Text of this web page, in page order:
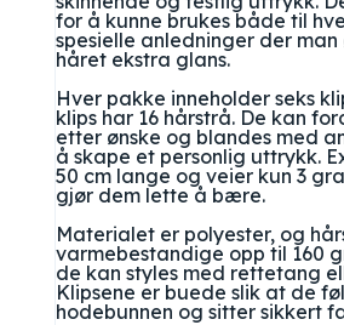
for å kunne brukes både til
spesielle anledninger der
håret ekstra glans.
Hver pakke inneholder seks
klips har 16 hårstrå. De kan
etter ønske og blandes med
å skape et personlig uttrykk.
50 cm lange og veier kun 3
gjør dem lette å bære.
Materialet er polyester, og
varmebestandige opp til 160
de kan styles med rettetang
Klipsene er buede slik at de
hodebunnen og sitter sikkert